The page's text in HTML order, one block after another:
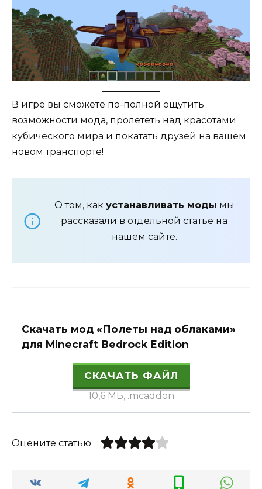
В игре вы сможете по-полной ощутить
возможности мода, пролететь над красотами
кубического мира и покатать друзей на вашем
новом транспорте!
О том, как устанавливать моды мы
рассказали в отдельной статье на
нашем сайте.
Скачать мод «Полеты над облаками»
для Minecraft Bedrock Edition
СКАЧАТЬ ФАЙЛ
10,6 МБ, .mcaddon
Оцените статью